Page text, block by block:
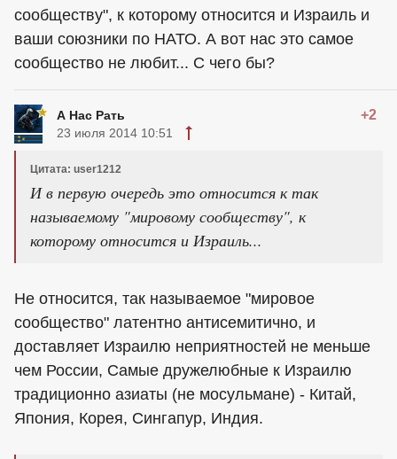
сообществу", к которому относится и Израиль и
ваши союзники по НАТО. А вот нас это самое
сообщество не любит... С чего бы?
А Нас Рать +2
23 июля 2014 10:51
Цитата: user1212
И в первую очередь это относится к так
называемому "мировому сообществу", к
которому относится и Израиль...
Не относится, так называемое "мировое
сообщество" латентно антисемитично, и
доставляет Израилю неприятностей не меньше
чем России, Самые дружелюбные к Израилю
традиционно азиаты (не мосульмане) - Китай,
Япония, Корея, Сингапур, Индия.